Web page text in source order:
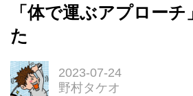
「体で運ぶアプロー
た
2023-07-24
野村タケオ